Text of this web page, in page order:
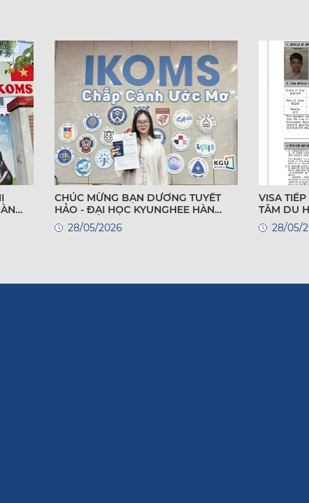
CHÚC MỪNG BẠN DƯƠNG TUYẾT
HẢO - ĐẠI HỌC KYUNGHEE HÀN
QUỐC
28/05/2026
VISA TIẾP
TÂM DU
28/05/